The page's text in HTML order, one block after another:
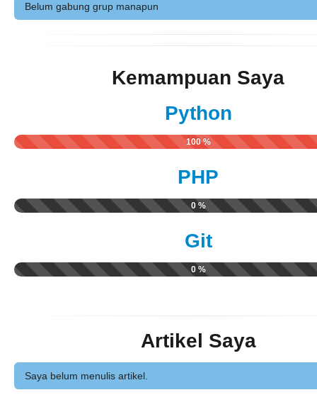
Belum gabung grup manapun
Kemampuan Saya
Python
100 %
PHP
0 %
Git
0 %
Artikel Saya
Saya belum menulis artikel.